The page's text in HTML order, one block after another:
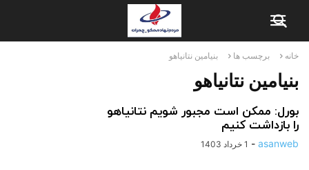
خانه برچسب ها بنیامین نتانیاهو
بنیامین نتانیاهو
بورل: ممکن است مجبور شویم نتانیاهو
را بازداشت کنیم
asanweb
- 1 خرداد 1403